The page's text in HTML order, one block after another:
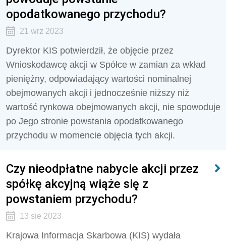
opodatkowanego przychodu?
21 wrz 2023
Dyrektor KIS potwierdził, że objęcie przez
Wnioskodawcę akcji w Spółce w zamian za wkład
pieniężny, odpowiadający wartości nominalnej
obejmowanych akcji i jednocześnie niższy niż
wartość rynkowa obejmowanych akcji, nie spowoduje
po Jego stronie powstania opodatkowanego
przychodu w momencie objęcia tych akcji.
Czy nieodpłatne nabycie akcji przez
spółkę akcyjną wiąże się z
powstaniem przychodu?
13 sie 2023
Krajowa Informacja Skarbowa (KIS) wydała